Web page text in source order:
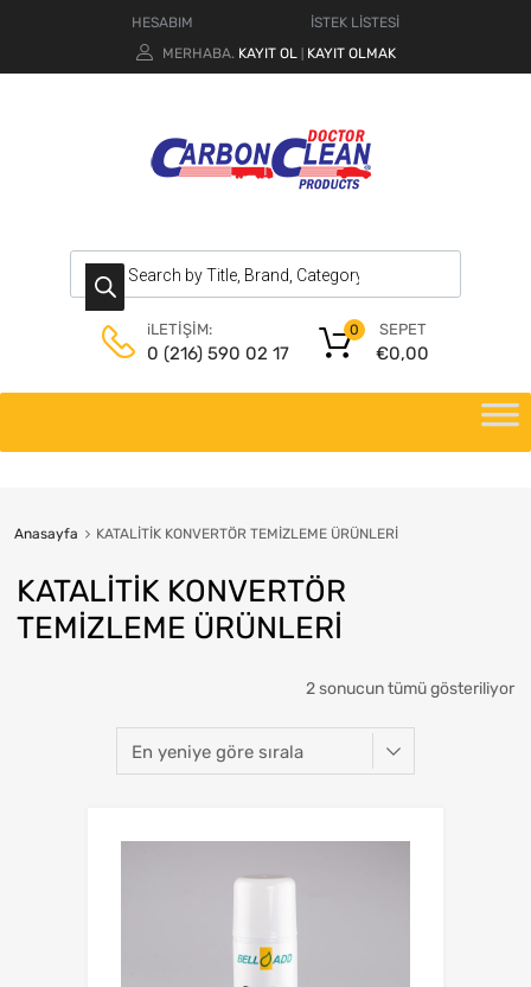
HESABIM
İSTEK LİSTESİ
MERHABA. KAYIT OL KAYIT OLMAK
iLETİŞİM:
0 (216) 590 02 17
SEPET
€0,00
0
Anasayfa KATALİTİK KONVERTÖR TEMİZLEME ÜRÜNLERİ
KATALİTİK KONVERTÖR
TEMİZLEME ÜRÜNLERİ
2 sonucun tümü gösteriliyor